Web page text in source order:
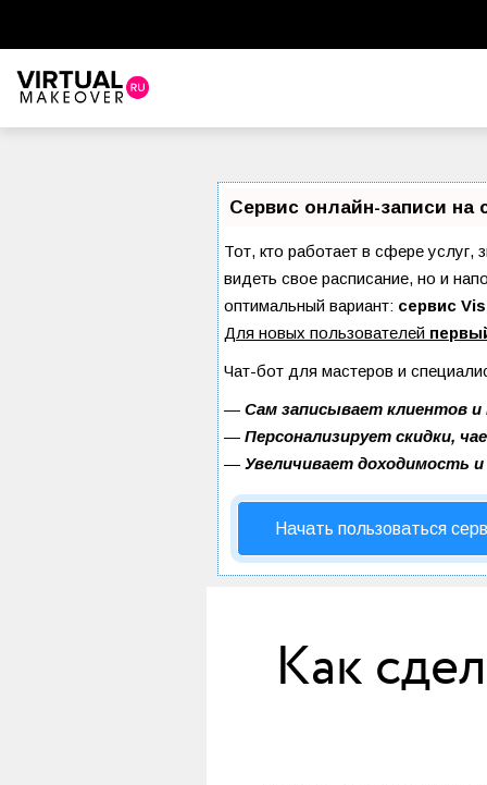
Сервис онлайн-записи на
Тот, кто работает в сфере услуг,
видеть свое расписание, но и
оптимальный вариант: сервис
Для новых пользователей
Чат-бот для мастеров и
— Сам записывает клиентов
— Персонализирует скидки,
— Увеличивает доходимость
Начать пользоваться
Как